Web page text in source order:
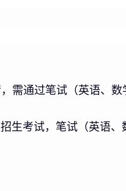
需通过笔试（英语、数
生考试，笔试（英语、